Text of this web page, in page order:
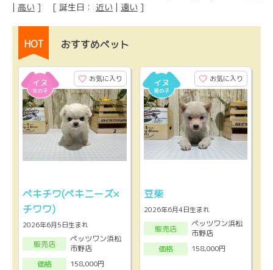
| 高い ] [ 誕生日： 近い | 遠い ]
HOT おすすめペット
お気に入り
ペキチワ(ペキニーズ×
チワワ)
2026年6月5日生まれ
販売店
ペッツワン浜松
市野店
価格
158,000円
お気に入り
豆柴
2026年6月4日生まれ
販売店
ペッツワン浜松
市野店
価格
158,000円